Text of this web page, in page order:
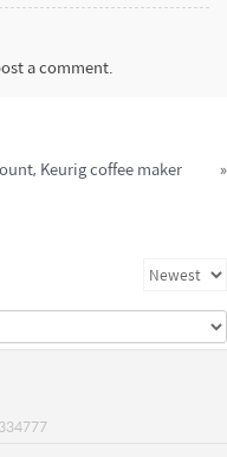
a comment.
Keurig coffee maker
»